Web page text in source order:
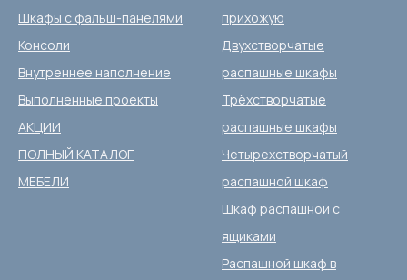
Шкафы с фальш-панелями
Консоли
Внутреннее наполнение
Выполненные проекты
АКЦИИ
ПОЛНЫЙ КАТАЛОГ
МЕБЕЛИ
прихожую
Двухстворчатые
распашные шкафы
Трёхстворчатые
распашные шкафы
Четырехстворчатый
распашной шкаф
Шкаф распашной с
ящиками
Распашной шкаф в